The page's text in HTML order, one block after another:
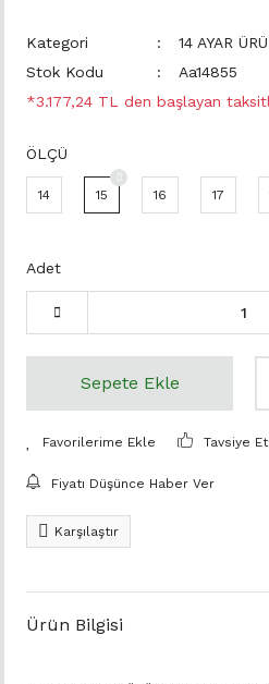
Kategori 14 AYAR
Stok Kodu
Aa14855
*3.177,24 TL den başlayan
ÖLÇÜ
14 15 16 17
Adet
Sepete Ekle
Tavsiye Et
Fiyatı Düşünce Haber Ver
Karşılaştır
Ürün Bilgisi